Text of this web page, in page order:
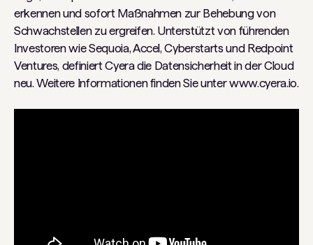
erkennen und sofort Maßnahmen zur Behebung von
Schwachstellen zu ergreifen. Unterstützt von führenden
Investoren wie Sequoia, Accel, Cyberstarts und Redpoint
Ventures, definiert Cyera die Datensicherheit in der Cloud
neu. Weitere Informationen finden Sie unter www.cyera.io.